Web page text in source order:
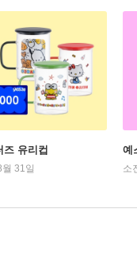
유리컵
31일
예
소